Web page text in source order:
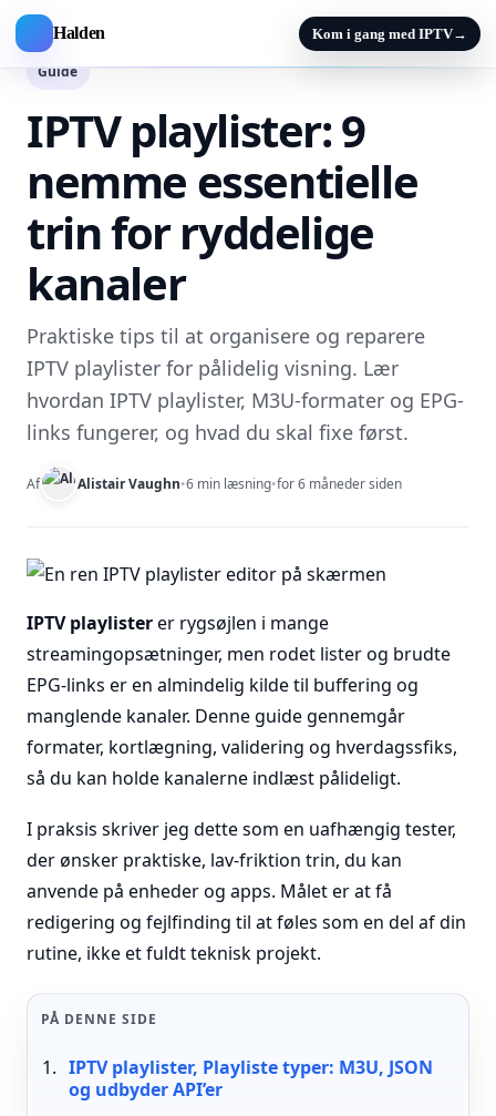
Halden Kom i gang med IPTV→
Guide
IPTV playlister: 9
nemme essentielle
trin for ryddelige
kanaler
Praktiske tips til at organisere og reparere
IPTV playlister for pålidelig visning. Lær
hvordan IPTV playlister, M3U-formater og EPG-
links fungerer, og hvad du skal fixe først.
Af Alistair Vaughn•6 min læsning•for 6 måneder siden
IPTV playlisterer rygsøjlen i mange
streamingopsætninger, men rodet lister og brudte
EPG-links er en almindelig kilde til buffering og
manglende kanaler. Denne guide gennemgår
formater, kortlægning, validering og hverdagssfiks,
så du kan holde kanalerne indlæst pålideligt.
I praksis skriver jeg dette som en uafhængig tester,
der ønsker praktiske, lav-friktion trin, du kan
anvende på enheder og apps. Målet er at få
redigering og fejlfinding til at føles som en del af din
rutine, ikke et fuldt teknisk projekt.
PÅ DENNE SIDE
IPTV playlister, Playliste typer: M3U, JSON
og udbyder API’er